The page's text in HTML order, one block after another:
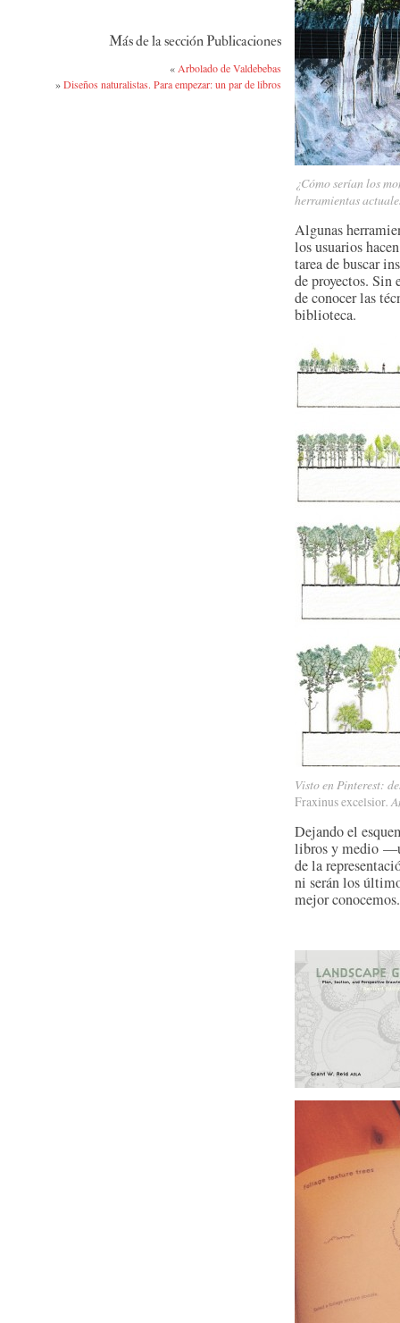
Más de la sección Publicaciones
« Arbolado de Valdebebas
»Diseños naturalistas. Para empezar: un par de libros
¿Cómo serían los
herramientas
Algunas
los usuarios
tarea de buscar
de proyectos. Sin
de conocer las
biblioteca.
Visto en Pinterest:
Fraxinus excelsior.
Dejando el
libros y medio
de la
ni serán los
mejor conocemos.